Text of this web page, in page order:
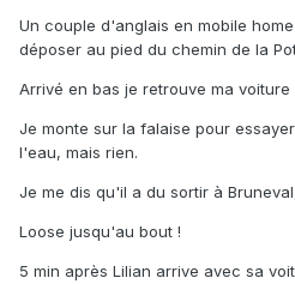
Un couple d'anglais en mobile
déposer au pied du chemin de la
Arrivé en bas je retrouve ma voiture
Je monte sur la falaise pour
l'eau, mais rien.
Je me dis qu'il a du sortir à
Loose jusqu'au bout !
5 min après Lilian arrive avec sa